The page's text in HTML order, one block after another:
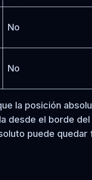
No
No
la posición
desde el borde
puede